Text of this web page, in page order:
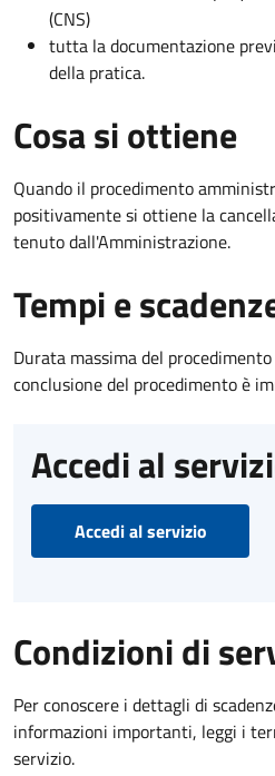
(CNS)
tutta la documentazione
della pratica.
Cosa si ottiene
Quando il procedimento
positivamente si ottiene la
tenuto dall'Amministrazione.
Tempi e
Durata massima del
conclusione del procedimento è
Accedi al
Accedi al servizio
Condizioni di
Per conoscere i dettagli di
informazioni importanti, leggi i
servizio.